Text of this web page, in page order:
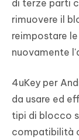
di terze parti
rimuovere il
reimpostare
nuovamente
4uKey per
da usare ed
tipi di blocco
compatibilità